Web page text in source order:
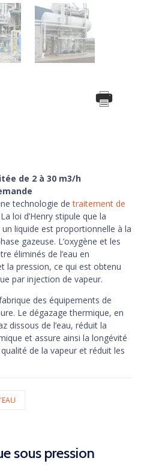
de 2 à 30 m3/h
technologie detraitement de
loi d’Henry stipule que la
liquide est proportionnelle à la
gazeuse. L’oxygène et les
éliminés de l’eau en
la pression, ce qui est obtenu
par injection de vapeur.
des équipements de
Le dégazage thermique, en
dissous de l’eau, réduit la
et assure ainsi la longévité
de la vapeur et réduit les
sous pression